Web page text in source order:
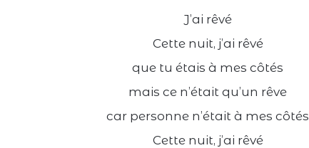
J’ai rêvé
Cette nuit, j’ai rêvé
que tu étais à mes côtés
mais ce n’était qu’un rêve
car personne n’était à mes côtés
Cette nuit, j’ai rêvé